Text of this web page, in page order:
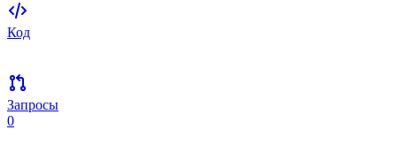
Код
Запросы
0